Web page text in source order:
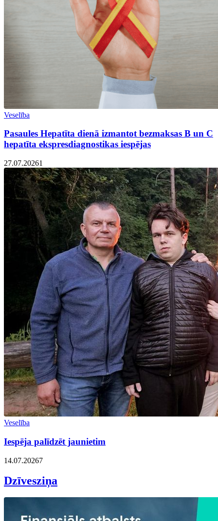
Veselība
Pasaules Hepatīta dienā izmantot bezmaksas B un C
hepatīta ekspresdiagnostikas iespējas
27.07.20261
Veselība
Iespēja palīdzēt jaunietim
14.07.20267
Dzīvesziņa